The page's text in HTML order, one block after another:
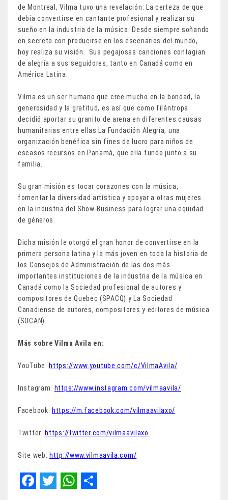
de Montreal, Vilma tuvo una revelación: La certeza de que
debía convertirse en cantante profesional y realizar su
sueño en la industria de la música. Desde siempre soñando
en secreto con producirse en los escenarios del mundo,
hoy realiza su visión. Sus pegajosas canciones contagian
de alegría a sus seguidores, tanto en Canadá como en
América Latina.
Vilma es un ser humano que cree mucho en la bondad, la
generosidad y la gratitud, es así que como filántropa
decidió aportar su granito de arena en diferentes causas
humanitarias entre ellas La Fundación Alegría, una
organización benéfica sin fines de lucro para niños de
escasos recursos en Panamá, que ella fundo junto a su
familia.
Su gran misión es tocar corazones con la música,
fomentar la diversidad artística y apoyar a otras mujeres
en la industria del Show-Business para lograr una equidad
de géneros.
Dicha misión le otorgó el gran honor de convertirse en la
primera persona latina y la más joven en toda la historia de
los Consejos de Administración de las dos más
importantes instituciones de la industria de la música en
Canadá como la Sociedad profesional de autores y
compositores de Quebec (SPACQ) y La Sociedad
Canadiense de autores, compositores y editores de música
(SOCAN).
Más sobre Vilma Avila en:
YouTube: https://www.youtube.com/c/VilmaAvila/
Instagram: https://www.instagram.com/vilmaavila/
Facebook: https://m.facebook.com/vilmaavilaxo/
Twitter: https://twitter.com/vilmaavilaxo
Site web: http://www.vilmaavila.com/